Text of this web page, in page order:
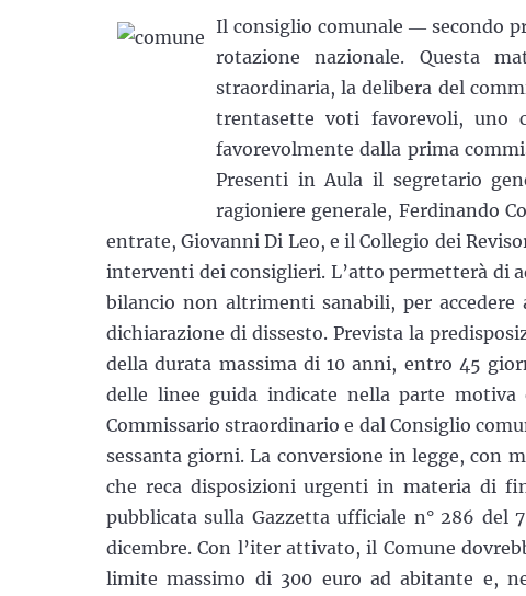
Il consiglio comunale ― secondo
rotazione nazionale. Questa
straordinaria, la delibera del
trentasette voti favorevoli, uno
favorevolmente dalla prima
Presenti in Aula il segretario
ragioniere generale, Ferdinando
entrate, Giovanni Di Leo, e il Collegio dei
interventi dei consiglieri. L’atto permetterà di
bilancio non altrimenti sanabili, per
dichiarazione di dissesto. Prevista la
della durata massima di 10 anni, entro 45
delle linee guida indicate nella parte
Commissario straordinario e dal Consiglio
sessanta giorni. La conversione in legge, con
che reca disposizioni urgenti in materia di
pubblicata sulla Gazzetta ufficiale n° 286
dicembre. Con l’iter attivato, il Comune
limite massimo di 300 euro ad abitante e,